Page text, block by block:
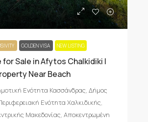
GOLDEN VISA NEW LISTING
Sale in Afytos Chalkidiki |
Near Beach
Ενότητα Κασσάνδρας, Δήμος
Ενότητα Χαλκιδικής,
Μακεδονίας, Αποκεντρωμένη